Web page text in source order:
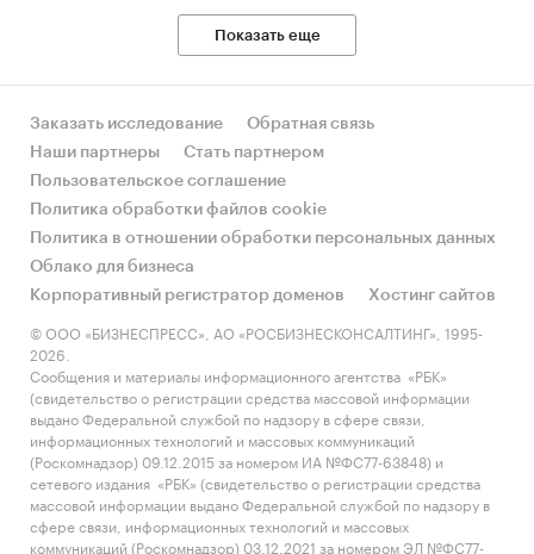
Показать еще
Заказать исследование
Обратная связь
Наши партнеры
Стать партнером
Пользовательское соглашение
Политика обработки файлов cookie
Политика в отношении обработки персональных данных
Облако для бизнеса
Корпоративный регистратор доменов
Хостинг сайтов
© ООО «БИЗНЕСПРЕСС», АО «РОСБИЗНЕСКОНСАЛТИНГ», 1995-
2026.
Сообщения и материалы информационного агентства «РБК»
(свидетельство о регистрации средства массовой информации
выдано Федеральной службой по надзору в сфере связи,
информационных технологий и массовых коммуникаций
(Роскомнадзор) 09.12.2015 за номером ИА №ФС77-63848) и
сетевого издания «РБК» (свидетельство о регистрации средства
массовой информации выдано Федеральной службой по надзору в
сфере связи, информационных технологий и массовых
коммуникаций (Роскомнадзор) 03.12.2021 за номером ЭЛ №ФС77-